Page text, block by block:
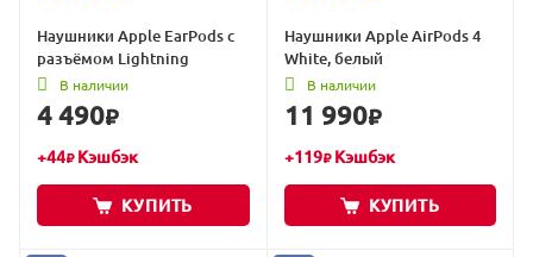
Наушники Apple EarPods с
разъёмом Lightning
В наличии
4 490₽
+44₽Кэшбэк
КУПИТЬ
Наушники Apple AirPods 4
White, белый
В наличии
11 990₽
+119₽Кэшбэк
КУПИТЬ